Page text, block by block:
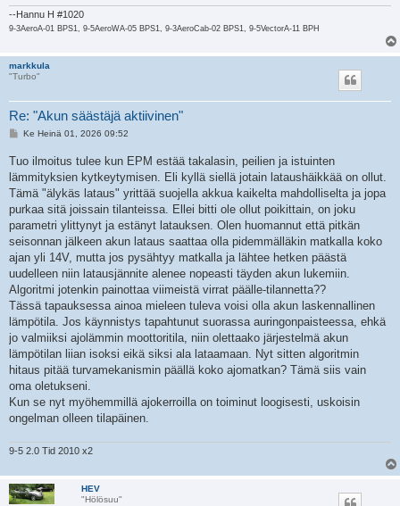
--Hannu H #1020
9-3AeroA-01 BPS1, 9-5AeroWA-05 BPS1, 9-3AeroCab-02 BPS1, 9-5VectorA-11 BPH
markkula
"Turbo"
Re: "Akun säästäjä aktiivinen"
V
s
t
Ke Heinä 01, 2026 09:52
Tuo ilmoitus tulee kun EPM estää takalasin, peilien ja istuinten
lämmityksien kytkeytymisen. Eli kyllä siellä jotain lataushäikkää on ollut.
Tämä "älykäs lataus" yrittää suojella akkua kaikelta mahdolliselta ja jopa
purkaa sitä joissain tilanteissa. Ellei bitti ole ollut poikittain, on joku
parametri ylittynyt ja estänyt latauksen. Olen huomannut että pitkän
seisonnan jälkeen akun lataus saattaa olla pidemmälläkin matkalla koko
ajan yli 14V, mutta jos pysähtyy matkalla ja lähtee hetken päästä
uudelleen niin latausjännite alenee nopeasti täyden akun lukemiin.
Algoritmi jotenkin painottaa viimeistä virrat päälle-tilannetta??
Tässä tapauksessa ainoa mieleen tuleva voisi olla akun laskennallinen
lämpötila. Jos käynnistys tapahtunut suorassa auringonpaisteessa, ehkä
jo valmiiksi ajolämmin moottoritila, niin olettaako järjestelmä akun
lämpötilan liian isoksi eikä siksi ala lataamaan. Nyt sitten algoritmin
hitaus pitää turvamekanismin päällä koko ajomatkan? Tämä siis vain
oma oletukseni.
Kun se nyt myöhemmillä ajokerroilla on toiminut loogisesti, uskoisin
ongelman olleen tilapäinen.
9-5 2.0 Tid 2010 x2
HEV
"Hölösuu"